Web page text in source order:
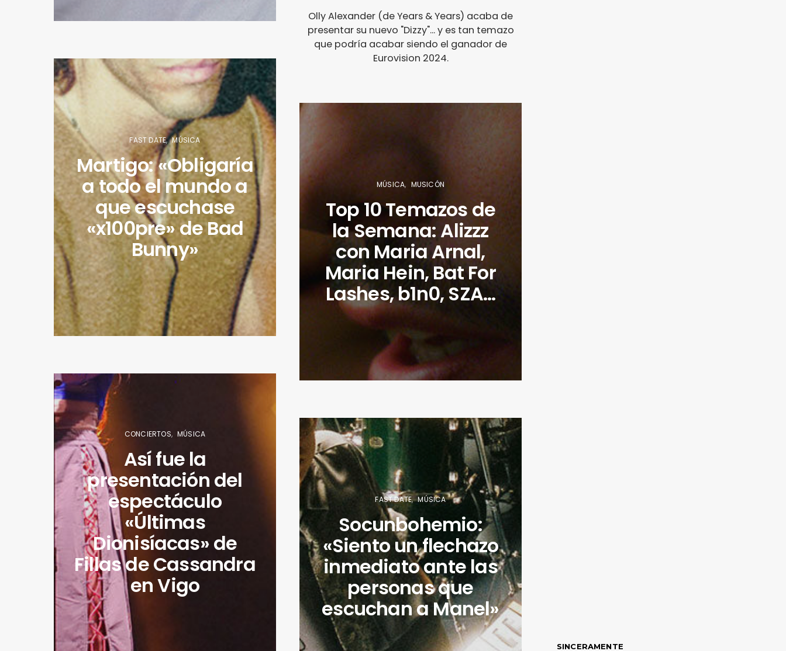
FAST DATE MÚSICA
Martigo: «Obligaría
a todo el mundo a
que escuchase
«x100pre» de Bad
Bunny»
CONCIERTOS MÚSICA
Así fue la
presentación del
espectáculo
«Últimas
Dionisíacas» de
Fillas de Cassandra
en Vigo
Olly Alexander (de Years & Years) acaba de
presentar su nuevo "Dizzy"... y es tan temazo
que podría acabar siendo el ganador de
Eurovision 2024.
MÚSICA MUSICÓN
Top 10 Temazos de
la Semana: Alizzz
con Maria Arnal,
Maria Hein, Bat For
Lashes, b1n0, SZA…
FAST DATE MÚSICA
Socunbohemio:
«Siento un flechazo
inmediato ante las
personas que
escuchan a Manel»
SINCERAMENTE